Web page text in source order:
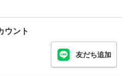
ウント
友だち追加